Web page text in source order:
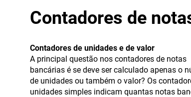
Contadores de
Contadores de unidades e de valor
A principal questão nos contadores de notas
bancárias é se deve ser calculado apenas o
de unidades ou também o valor? Os
unidades simples indicam quantas notas